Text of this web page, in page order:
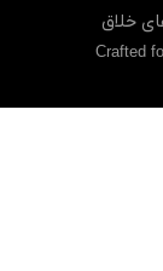
خلاق